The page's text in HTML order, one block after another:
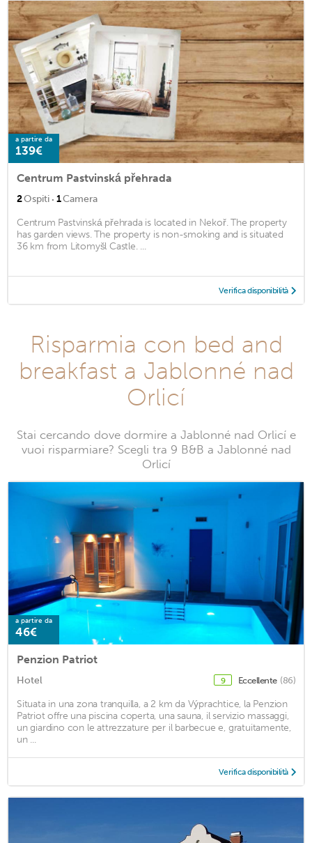
a partire da
139€
Centrum Pastvinská přehrada
2Ospiti · 1Camera
Centrum Pastvinská přehrada is located in Nekoř. The property
has garden views. The property is non-smoking and is situated
36 km from Litomyšl Castle. ...
Verifica disponibilità
Risparmia con bed and
breakfast a Jablonné nad
Orlicí
Stai cercando dove dormire a Jablonné nad Orlicí e
vuoi risparmiare? Scegli tra 9 B&B a Jablonné nad
Orlicí
a partire da
46€
Penzion Patriot
Hotel 9 Eccellente (86)
Situata in una zona tranquilla, a 2 km da Výprachtice, la Penzion
Patriot offre una piscina coperta, una sauna, il servizio massaggi,
un giardino con le attrezzature per il barbecue e, gratuitamente,
un ...
Verifica disponibilità